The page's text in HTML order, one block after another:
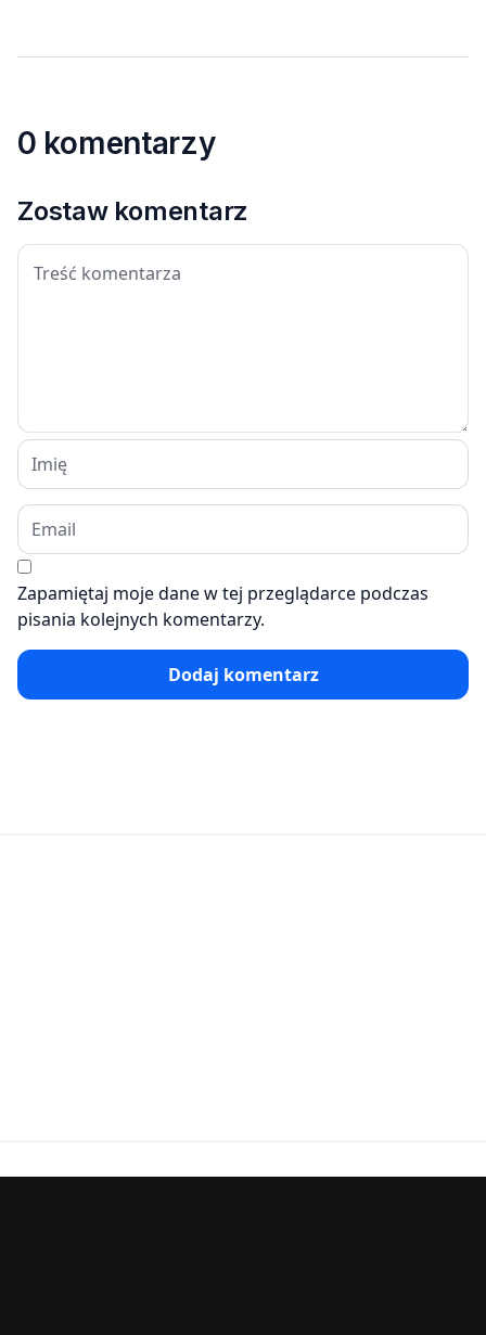
0 komentarzy
Zostaw komentarz
Zapamiętaj moje dane w tej przeglądarce podczas
pisania kolejnych komentarzy.
Dodaj komentarz